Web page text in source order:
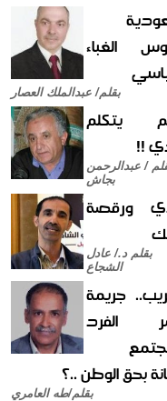
الغباء
بقلم/ عبدالملك العصار
يتكلم
!!
/ عبدالرحمن
بجاش
ورقصة
بقلم د./ عادل
الشجاع
جريمة
الفرد
بحق الوطن ..؟
بقلم/طه العامري